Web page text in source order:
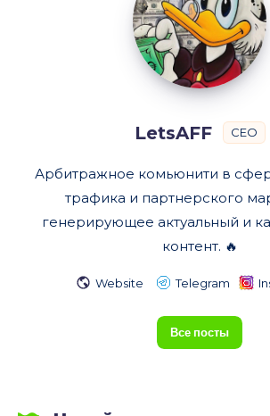
LetsAFF CEO
Арбитражное комьюнити в
трафика и партнерского
генерирующее актуальный и
контент. 🔥
Website Telegram
Все посты